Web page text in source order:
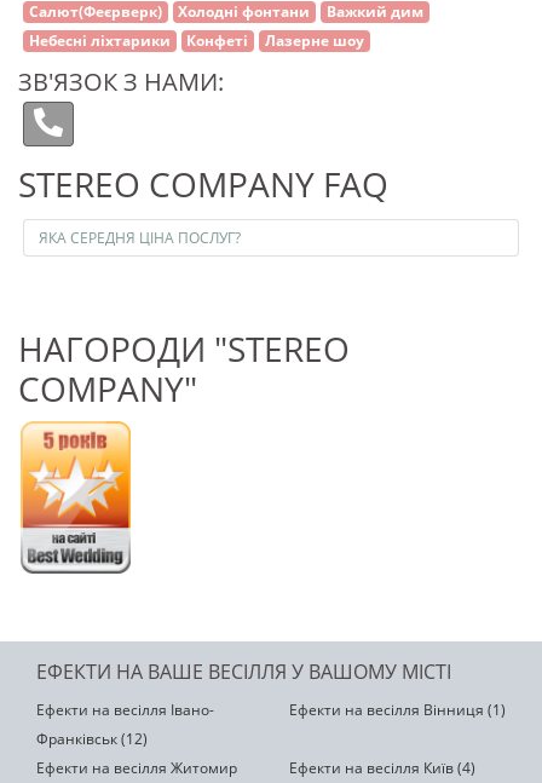
Салют(Феєрверк) Холодні фонтани
Важкий дим
Небесні ліхтарики
Конфеті Лазерне шоу
ЗВ'ЯЗОК З НАМИ:
STEREO COMPANY FAQ
ЯКА СЕРЕДНЯ ЦІНА ПОСЛУГ?
НАГОРОДИ "STEREO
COMPANY"
ЕФЕКТИ НА ВАШЕ ВЕСІЛЛЯ У ВАШОМУ МІСТІ
Ефекти на весілля Івано-
Франківськ (12)
Ефекти на весілля Вінниця (1)
Ефекти на весілля Житомир
Ефекти на весілля Київ (4)